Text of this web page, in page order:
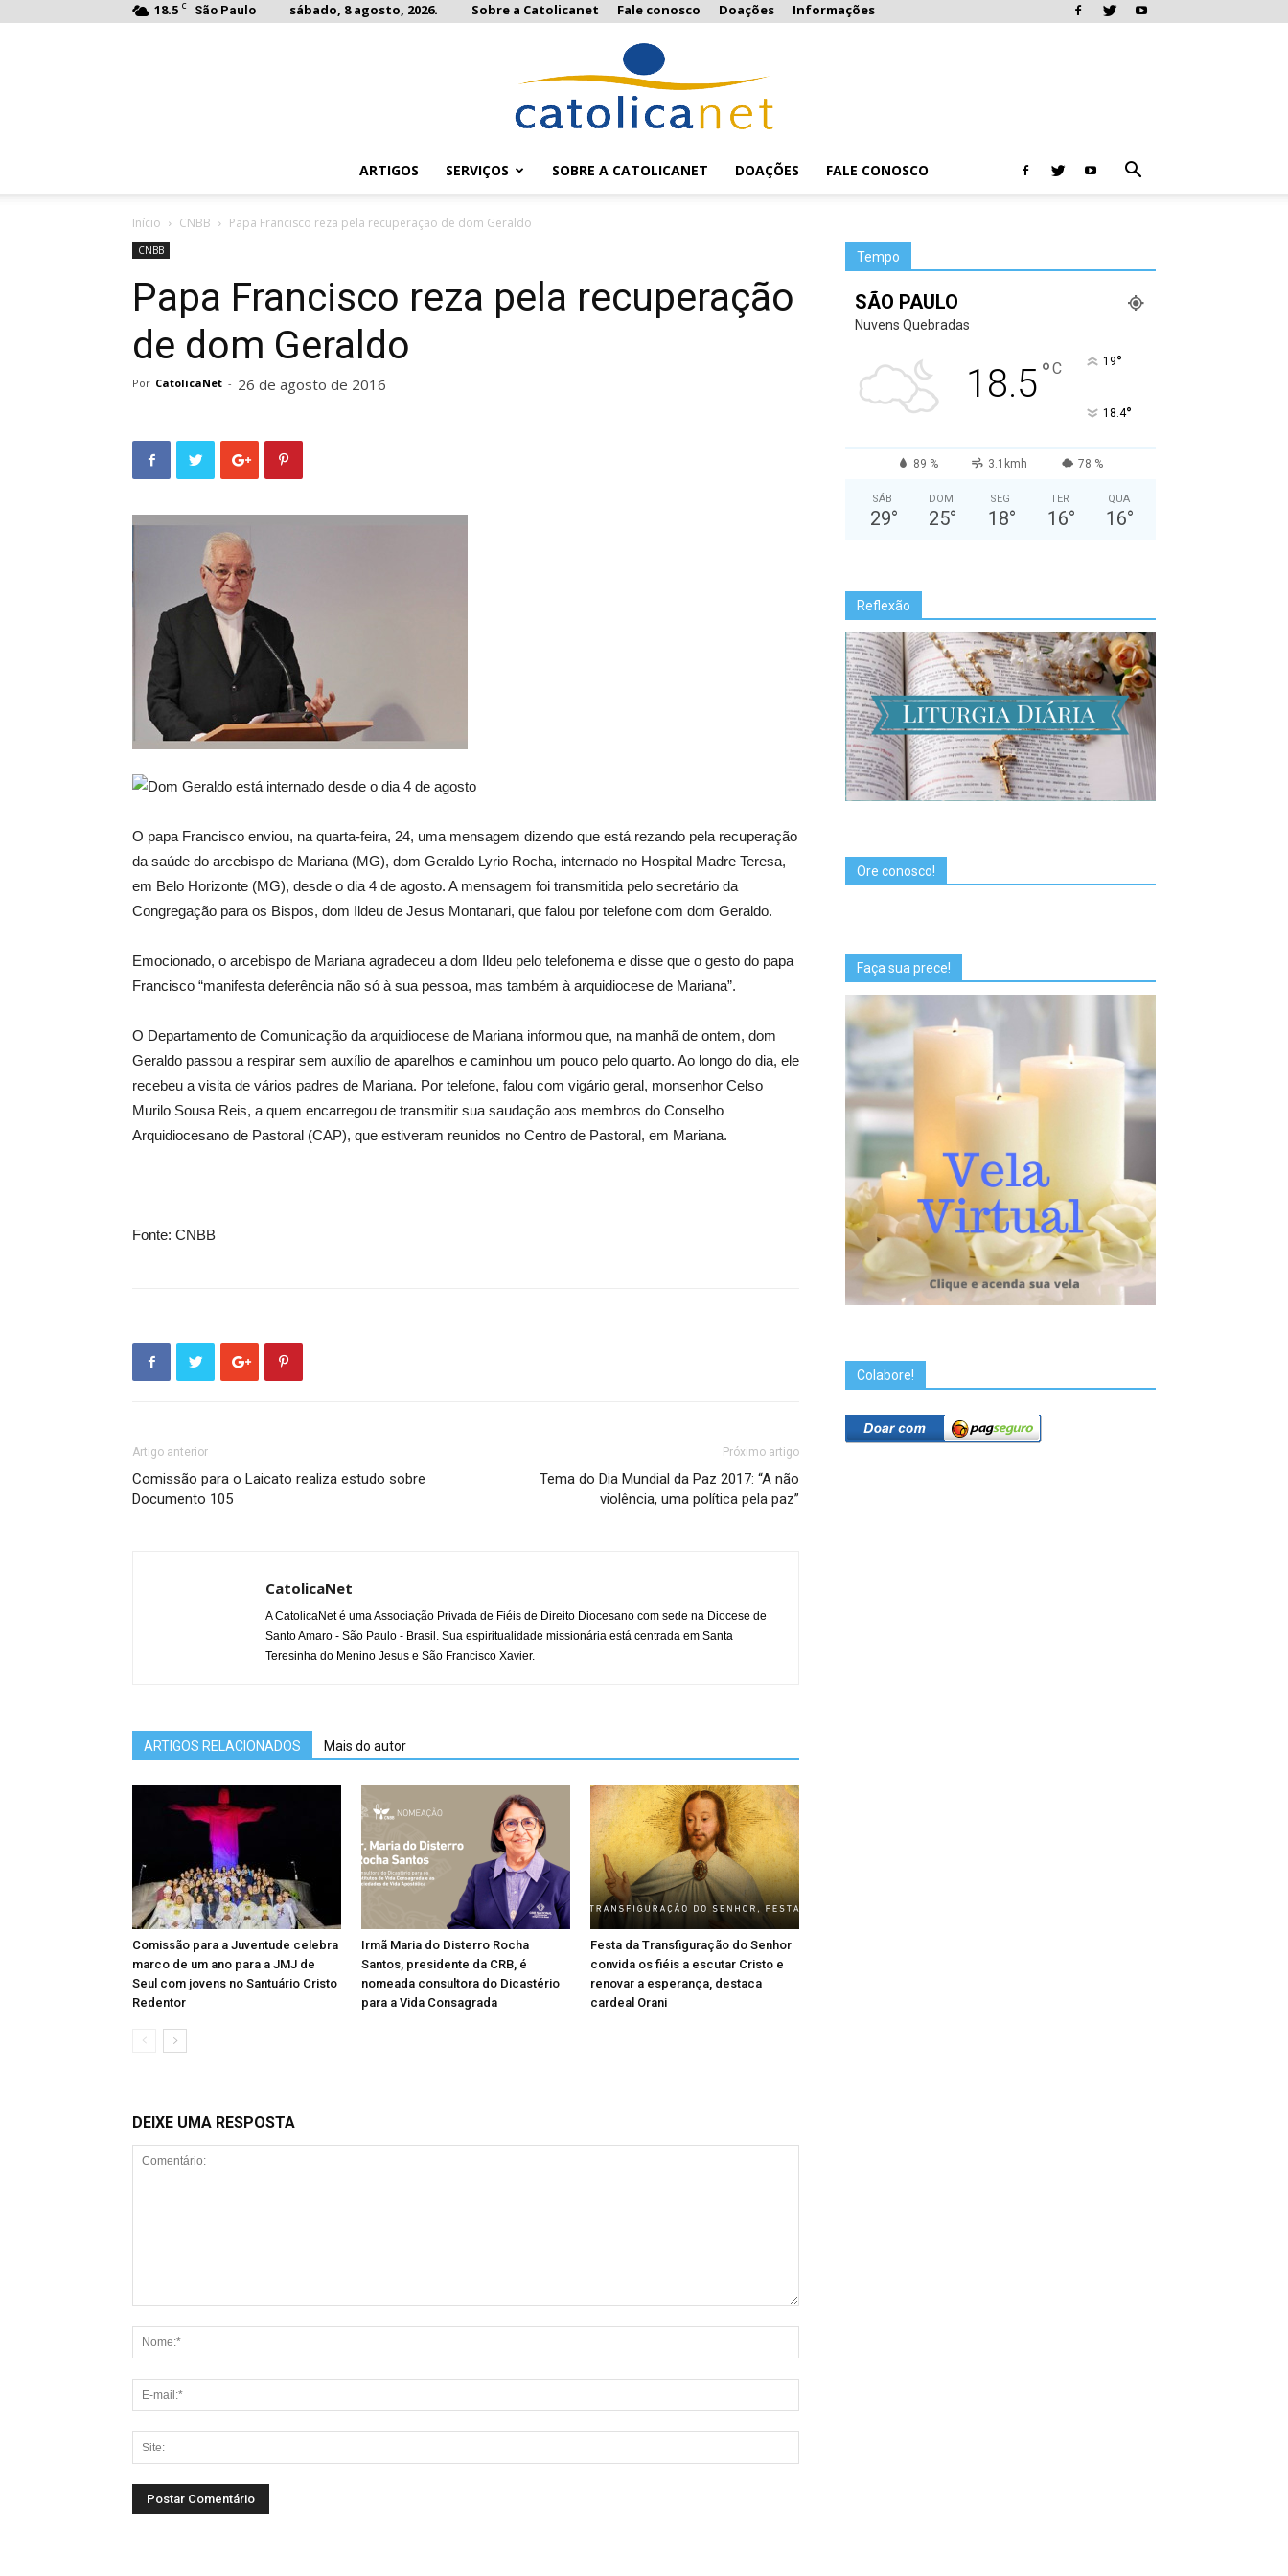
18.5 C São Paulo sábado, 8 agosto, 2026. Sobre a Catolicanet Fale conosco Doações Informações
ARTIGOS SERVIÇOS SOBRE A CATOLICANET DOAÇÕES FALE CONOSCO
Início CNBB Papa Francisco reza pela recuperação de dom Geraldo
CNBB
Papa Francisco reza pela recuperação
de dom Geraldo
Por CatolicaNet - 26 de agosto de 2016
Dom Geraldo está internado desde o dia 4 de agosto
O papa Francisco enviou, na quarta-feira, 24, uma mensagem dizendo que está rezando pela recuperação
da saúde do arcebispo de Mariana (MG), dom Geraldo Lyrio Rocha, internado no Hospital Madre Teresa,
em Belo Horizonte (MG), desde o dia 4 de agosto. A mensagem foi transmitida pelo secretário da
Congregação para os Bispos, dom Ildeu de Jesus Montanari, que falou por telefone com dom Geraldo.
Emocionado, o arcebispo de Mariana agradeceu a dom Ildeu pelo telefonema e disse que o gesto do papa
Francisco “manifesta deferência não só à sua pessoa, mas também à arquidiocese de Mariana”.
O Departamento de Comunicação da arquidiocese de Mariana informou que, na manhã de ontem, dom
Geraldo passou a respirar sem auxílio de aparelhos e caminhou um pouco pelo quarto. Ao longo do dia, ele
recebeu a visita de vários padres de Mariana. Por telefone, falou com vigário geral, monsenhor Celso
Murilo Sousa Reis, a quem encarregou de transmitir sua saudação aos membros do Conselho
Arquidiocesano de Pastoral (CAP), que estiveram reunidos no Centro de Pastoral, em Mariana.
Fonte: CNBB
Artigo anterior
Comissão para o Laicato realiza estudo sobre
Documento 105
Próximo artigo
Tema do Dia Mundial da Paz 2017: “A não
violência, uma política pela paz”
CatolicaNet
A CatolicaNet é uma Associação Privada de Fiéis de Direito Diocesano com sede na Diocese de
Santo Amaro - São Paulo - Brasil. Sua espiritualidade missionária está centrada em Santa
Teresinha do Menino Jesus e São Francisco Xavier.
ARTIGOS RELACIONADOS Mais do autor
Comissão para a Juventude celebra
marco de um ano para a JMJ de
Seul com jovens no Santuário Cristo
Redentor
Irmã Maria do Disterro Rocha
Santos, presidente da CRB, é
nomeada consultora do Dicastério
para a Vida Consagrada
Festa da Transfiguração do Senhor
convida os fiéis a escutar Cristo e
renovar a esperança, destaca
cardeal Orani
DEIXE UMA RESPOSTA
Tempo
SÃO PAULO
Nuvens Quebradas
18.5°C 19°
18.4°
89 % 3.1kmh 78 %
SÁB
29°
DOM
25°
SEG
18°
TER
16°
QUA
16°
Reflexão
Ore conosco!
Faça sua prece!
Colabore!